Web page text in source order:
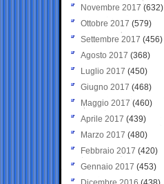
Novembre 2017 (632)
Ottobre 2017 (579)
Settembre 2017 (456)
Agosto 2017 (368)
Luglio 2017 (450)
Giugno 2017 (468)
Maggio 2017 (460)
Aprile 2017 (439)
Marzo 2017 (480)
Febbraio 2017 (420)
Gennaio 2017 (453)